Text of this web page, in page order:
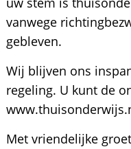
vanwege
gebleven.
Wij blijven ons
regeling. U kunt de
Met vriendelijke